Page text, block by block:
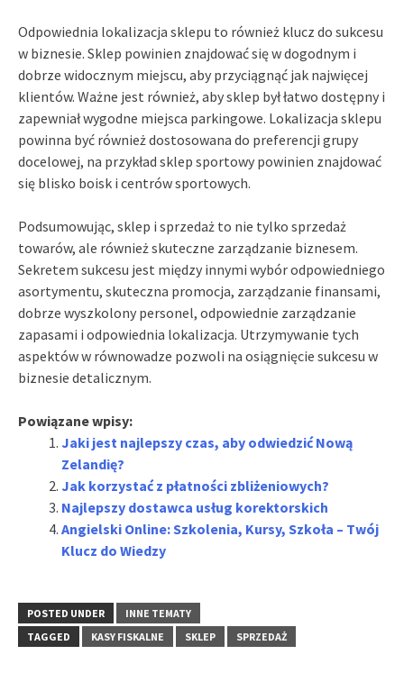
Odpowiednia lokalizacja sklepu to również klucz do sukcesu
w biznesie. Sklep powinien znajdować się w dogodnym i
dobrze widocznym miejscu, aby przyciągnąć jak najwięcej
klientów. Ważne jest również, aby sklep był łatwo dostępny i
zapewniał wygodne miejsca parkingowe. Lokalizacja sklepu
powinna być również dostosowana do preferencji grupy
docelowej, na przykład sklep sportowy powinien znajdować
się blisko boisk i centrów sportowych.
Podsumowując, sklep i sprzedaż to nie tylko sprzedaż
towarów, ale również skuteczne zarządzanie biznesem.
Sekretem sukcesu jest między innymi wybór odpowiedniego
asortymentu, skuteczna promocja, zarządzanie finansami,
dobrze wyszkolony personel, odpowiednie zarządzanie
zapasami i odpowiednia lokalizacja. Utrzymywanie tych
aspektów w równowadze pozwoli na osiągnięcie sukcesu w
biznesie detalicznym.
Powiązane wpisy:
Jaki jest najlepszy czas, aby odwiedzić Nową
Zelandię?
Jak korzystać z płatności zbliżeniowych?
Najlepszy dostawca usług korektorskich
Angielski Online: Szkolenia, Kursy, Szkoła – Twój
Klucz do Wiedzy
POSTED UNDER
INNE TEMATY
TAGGED
KASY FISKALNE SKLEP SPRZEDAŻ